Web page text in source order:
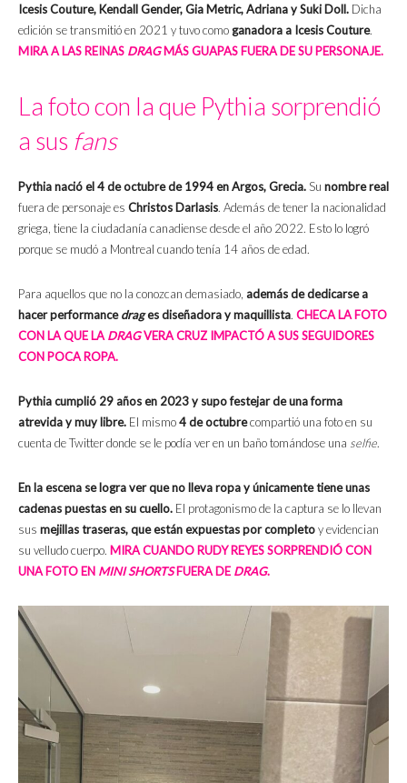
Icesis Couture, Kendall Gender, Gia Metric, Adriana y Suki Doll. Dicha
edición se transmitió en 2021 y tuvo comoganadora a Icesis Couture.
MIRA A LAS REINAS DRAGMÁS GUAPAS FUERA DE SU PERSONAJE.
La foto con la que Pythia sorprendió
a sus fans
Pythia nació el 4 de octubre de 1994 en Argos, Grecia. Su nombre real
fuera de personaje es Christos Darlasis. Además de tener la nacionalidad
griega, tiene la ciudadanía canadiense desde el año 2022. Esto lo logró
porque se mudó a Montreal cuando tenía 14 años de edad.
Para aquellos que no la conozcan demasiado, además de dedicarse a
hacer performancedrages diseñadora y maquillista. CHECA LA FOTO
CON LA QUE LADRAGVERA CRUZ IMPACTÓ A SUS SEGUIDORES
CON POCA ROPA.
Pythia cumplió 29 años en 2023 y supo festejar de una forma
atrevida y muy libre. El mismo4 de octubrecompartió una foto en su
cuenta de Twitter donde se le podía ver en un baño tomándose una selfie.
En la escena se logra ver que no lleva ropa y únicamente tiene unas
cadenas puestas en su cuello. El protagonismo de la captura se lo llevan
sus mejillas traseras, que están expuestas por completoy evidencian
su velludo cuerpo. MIRA CUANDO RUDY REYES SORPRENDIÓ CON
UNA FOTO EN MINI SHORTSFUERA DE DRAG.